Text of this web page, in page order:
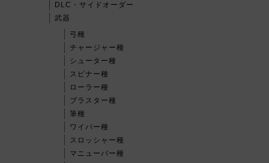
DLC・サイドオーダー
武器
弓種
チャージャー種
シューター種
スピナー種
ローラー種
ブラスター種
筆種
ワイパー種
スロッシャー種
マニューバー種